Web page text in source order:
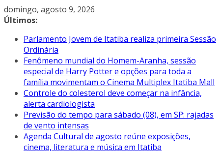
Pular
para
conteúdo
domingo, agosto 9, 2026
Últimos:
Parlamento Jovem de Itatiba realiza primeira Sessão
Ordinária
Fenômeno mundial do Homem-Aranha, sessão
especial de Harry Potter e opções para toda a
família movimentam o Cinema Multiplex Itatiba Mall
Controle do colesterol deve começar na infância,
alerta cardiologista
Previsão do tempo para sábado (08), em SP: rajadas
de vento intensas
Agenda Cultural de agosto reúne exposições,
cinema, literatura e música em Itatiba